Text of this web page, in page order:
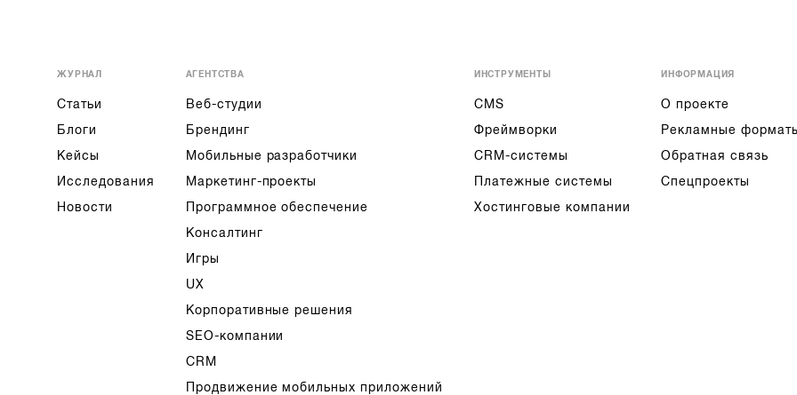
ЖУРНАЛ
Статьи
Блоги
Кейсы
Исследования
Новости
АГЕНТСТВА
Веб-студии
Брендинг
Мобильные разработчики
Маркетинг-проекты
Программное обеспечение
Консалтинг
Игры
UX
Корпоративные решения
SEO-компании
CRM
Продвижение мобильных приложений
ИНСТРУМЕНТЫ
CMS
Фреймворки
CRM-системы
Платежные системы
Хостинговые компании
ИНФОРМАЦИЯ
О проекте
Рекламные
Обратная связь
Спецпроекты